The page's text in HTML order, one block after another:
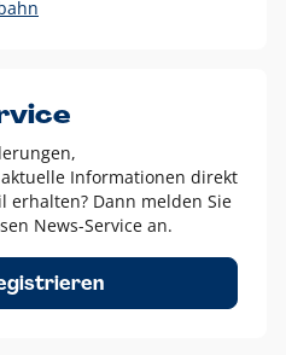
nur in Ausnahmefällen
Schwarz-Weiß-Umsetzungen
Schutzraum von jeweils einer
in alle Richtungen
Informationen direkt
erhalten? Dann melden Sie
News-Service an.